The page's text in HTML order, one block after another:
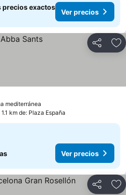
precios exactos
Ver precios
Compartir
mediterránea
1.1 km de: Plaza España
Ver precios
Compartir